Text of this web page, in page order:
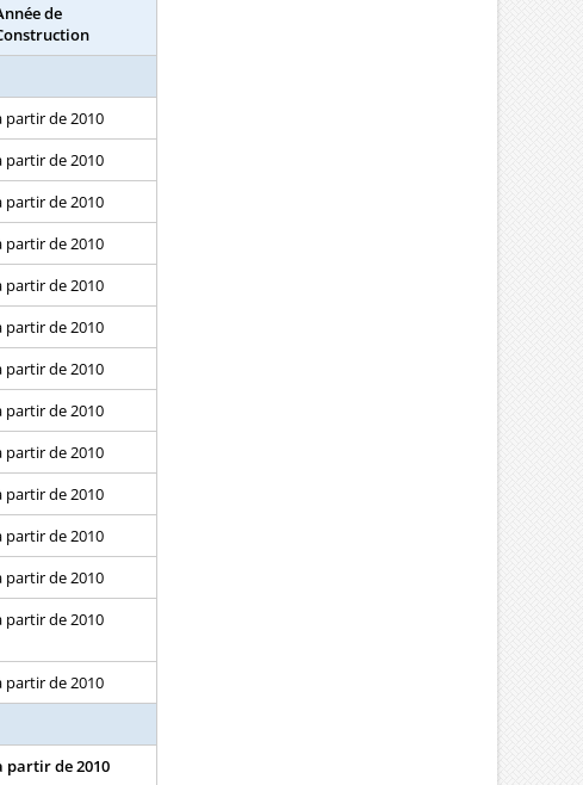
de
partir de 2010
partir de 2010
partir de 2010
partir de 2010
partir de 2010
partir de 2010
partir de 2010
partir de 2010
partir de 2010
partir de 2010
partir de 2010
partir de 2010
partir de 2010
partir de 2010
partir de 2010